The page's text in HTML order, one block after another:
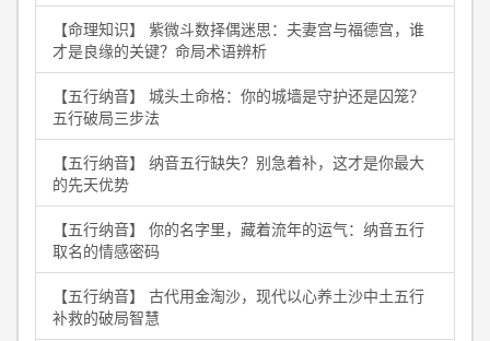
【命理知识】 紫微斗数择偶迷思：夫妻宫与福德宫，谁
才是良缘的关键？命局术语辨析
【五行纳音】 城头土命格：你的城墙是守护还是囚笼？
五行破局三步法
【五行纳音】 纳音五行缺失？别急着补，这才是你最大
的先天优势
【五行纳音】 你的名字里，藏着流年的运气：纳音五行
取名的情感密码
【五行纳音】 古代用金淘沙，现代以心养土沙中土五行
补救的破局智慧